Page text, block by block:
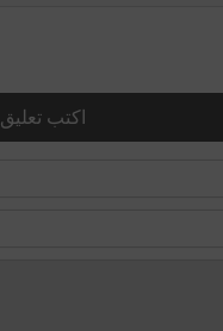
اكتب تعليق